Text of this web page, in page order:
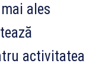
ales
activitatea